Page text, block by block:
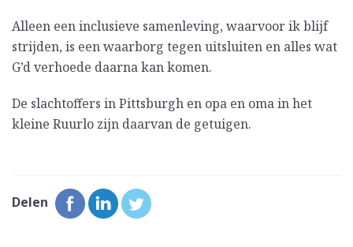
Alleen een inclusieve samenleving, waarvoor ik blijf
strijden, is een waarborg tegen uitsluiten en alles wat
G’d verhoede daarna kan komen.
De slachtoffers in Pittsburgh en opa en oma in het
kleine Ruurlo zijn daarvan de getuigen.
Delen